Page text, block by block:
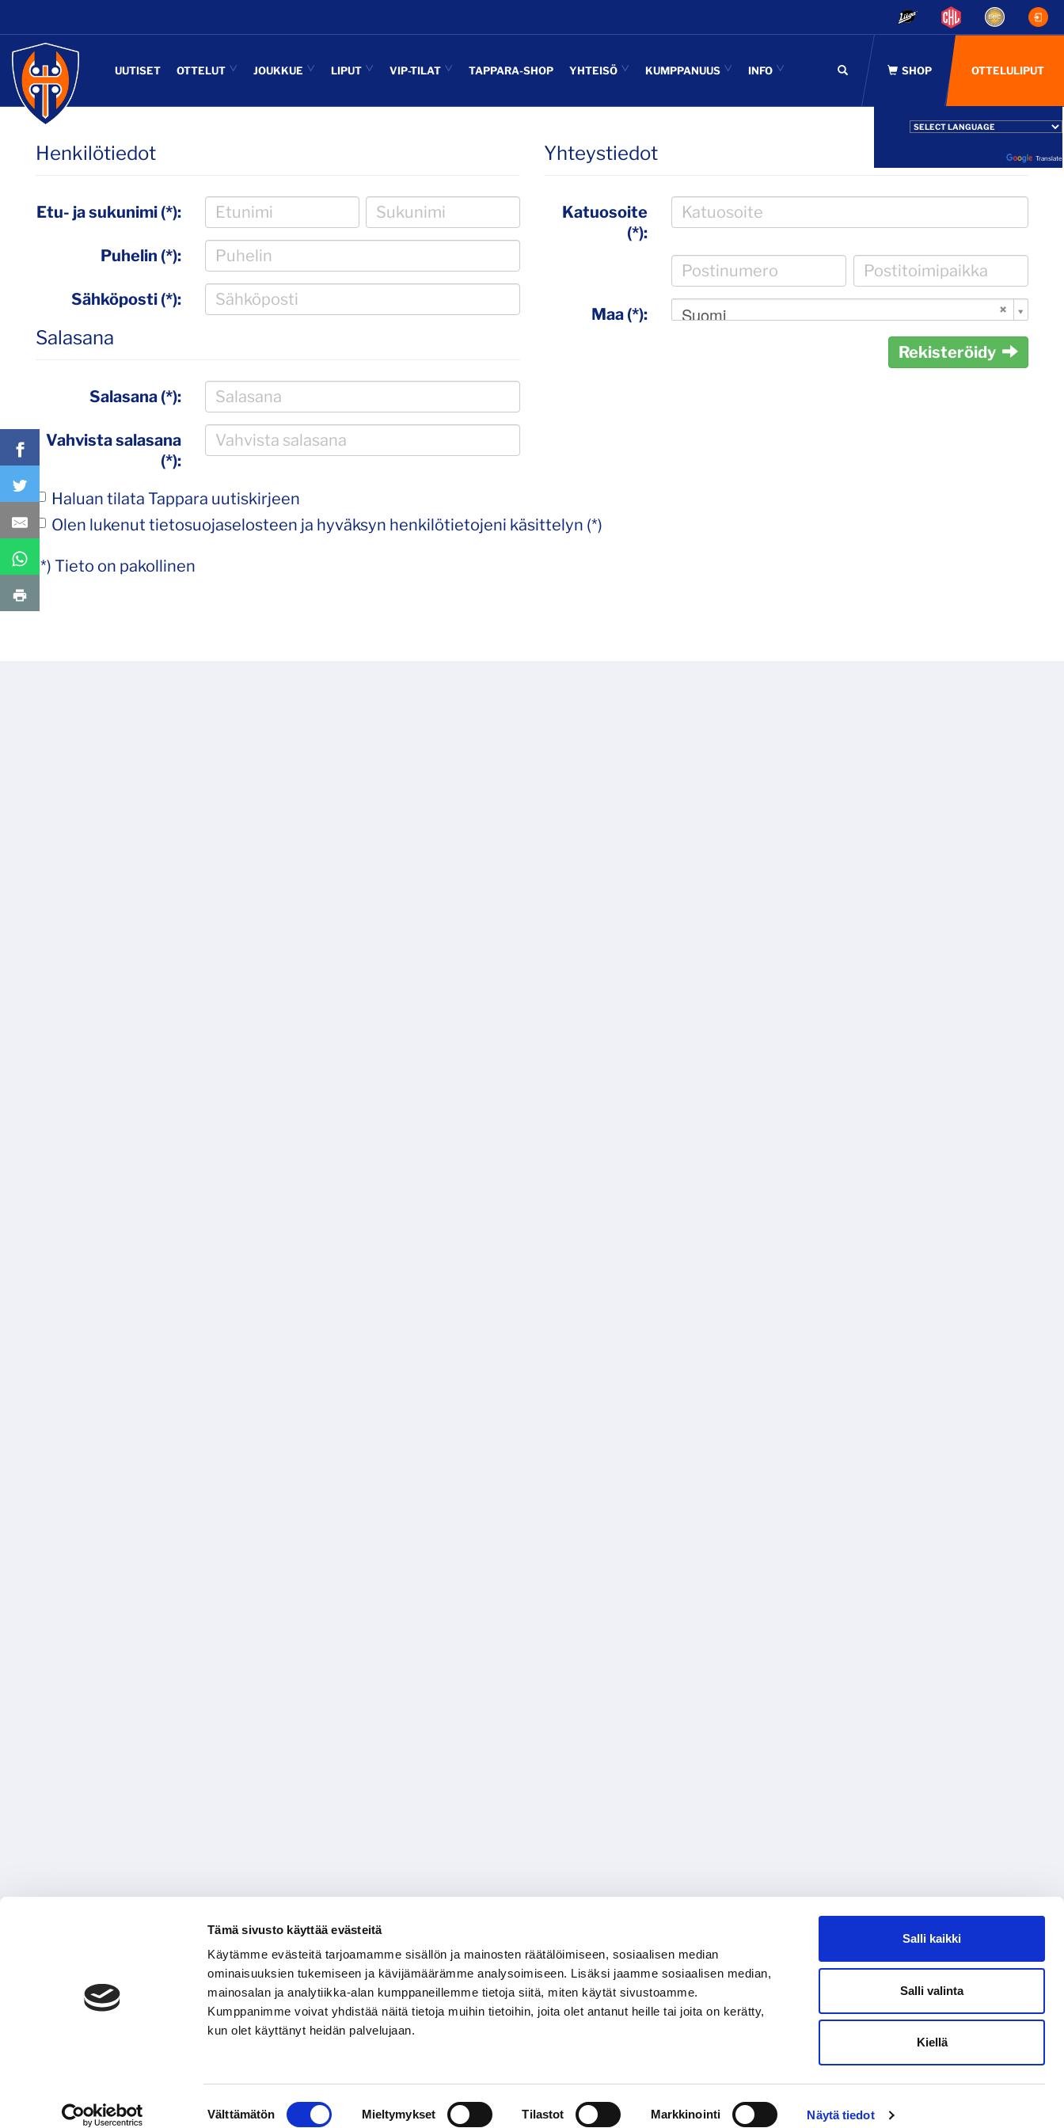
Tämä sivusto käyttää evästeitä
Käytämme evästeitä tarjoamamme sisällön ja mainosten räätälöimiseen, sosiaalisen median
ominaisuuksien tukemiseen ja kävijämäärämme analysoimiseen. Lisäksi jaamme sosiaalisen median,
mainosalan ja analytiikka-alan kumppaneillemme tietoja siitä, miten käytät sivustoamme.
Kumppanimme voivat yhdistää näitä tietoja muihin tietoihin, joita olet antanut heille tai joita on kerätty,
kun olet käyttänyt heidän palvelujaan.
Välttämätön Mieltymykset Tilastot Markkinointi Näytä tiedot
Salli kaikki
Salli valinta
Kiellä
OTTELULIPUT
Translate
UUTISET OTTELUT JOUKKUE LIPUT VIP-TILAT TAPPARA-SHOP YHTEISÖ KUMPPANUUS INFO
Henkilötiedot
Etu- ja sukunimi (*):
Puhelin (*):
Sähköposti (*):
Salasana
Salasana (*):
Vahvista salasana
(*):
Yhteystiedot
Katuosoite
(*):
Maa (*): Suomi
Rekisteröidy
Haluan tilata Tappara uutiskirjeen
Olen lukenut tietosuojaselosteen ja hyväksyn henkilötietojeni käsittelyn (*)
(*) Tieto on pakollinen